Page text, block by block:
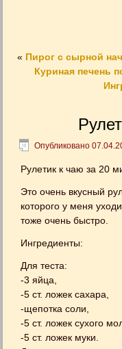
« Пирог с сырной
Куриная печень
Опубликовано
Рулетик к чаю за 20
Это очень вкусный
которого у меня
тоже очень быстро.
Ингредиенты:
Для теста:
-3 яйца,
-5 ст. ложек сахара,
-щепотка соли,
-5 ст. ложек сухого
-5 ст. ложек муки.